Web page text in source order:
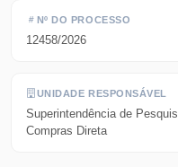
Nº DO PROCESSO
12458/2026
UNIDADE RESPONSÁVEL
Superintendência de
Compras Direta